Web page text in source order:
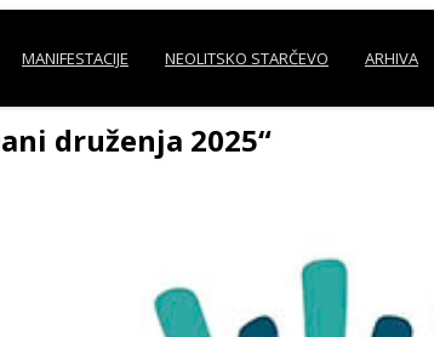
MANIFESTACIJE NEOLITSKO STARČEVO ARHIVA
druženja 2025“